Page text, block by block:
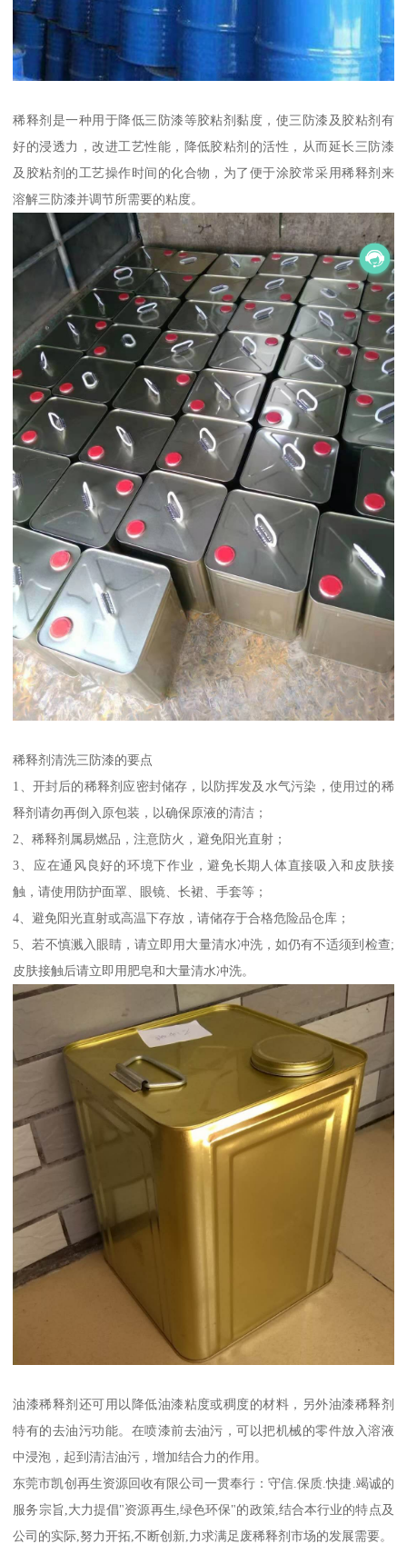
稀释剂是一种用于降低三防漆等胶粘剂黏度，使三防漆及胶粘剂有
好的浸透力，改进工艺性能，降低胶粘剂的活性，从而延长三防漆
及胶粘剂的工艺操作时间的化合物，为了便于涂胶常采用稀释剂来
溶解三防漆并调节所需要的粘度。
稀释剂清洗三防漆的要点
1、开封后的稀释剂应密封储存，以防挥发及水气污染，使用过的稀
释剂请勿再倒入原包装，以确保原液的清洁；
2、稀释剂属易燃品，注意防火，避免阳光直射；
3、应在通风良好的环境下作业，避免长期人体直接吸入和皮肤接
触，请使用防护面罩、眼镜、长裙、手套等；
4、避免阳光直射或高温下存放，请储存于合格危险品仓库；
5、若不慎溅入眼睛，请立即用大量清水冲洗，如仍有不适须到检查;
皮肤接触后请立即用肥皂和大量清水冲洗。
油漆稀释剂还可用以降低油漆粘度或稠度的材料，另外油漆稀释剂
特有的去油污功能。在喷漆前去油污，可以把机械的零件放入溶液
中浸泡，起到清洁油污，增加结合力的作用。
东莞市凯创再生资源回收有限公司一贯奉行：守信.保质.快捷.竭诚的
服务宗旨,大力提倡"资源再生,绿色环保"的政策,结合本行业的特点及
公司的实际,努力开拓,不断创新,力求满足废稀释剂市场的发展需要。